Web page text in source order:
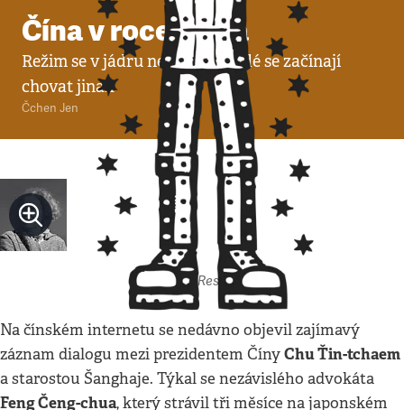
Čína v roce tygra
Režim se v jádru nemění, ale lidé se začínají
chovat jinak
Čchen Jen
Autor: Respekt
Na čínském internetu se nedávno objevil zajímavý
záznam dialogu mezi prezidentem ČínyChu Ťin-tchaem
a starostou Šanghaje. Týkal se nezávislého advokáta
Feng Čeng-chua, který strávil tři měsíce na japonském